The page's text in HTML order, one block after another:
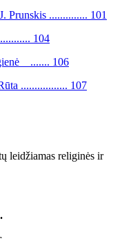
.............. 101
104
....... 106
................. 107
religinės ir